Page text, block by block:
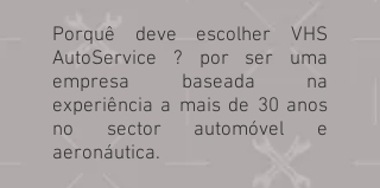
Porquê deve escolher VHS
AutoService ? por ser uma
empresa baseada na
experiência a mais de 30 anos
no sector automóvel e
aeronáutica.